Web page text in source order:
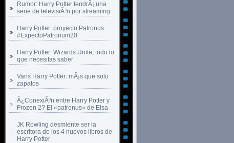
Rumor: Harry Potter tendrÃ¡ una
serie de televisiÃ³n por streaming
Harry Potter: proyecto Patronus
#ExpectoPatronum20
Harry Potter: Wizards Unite, todo lo
que necesitas saber
Vans Harry Potter: mÃ¡s que solo
zapatos
Â¿ConexiÃ³n entre Harry Potter y
Frozen 2? El «patronus» de Elsa
JK Rowling desmiente ser la
escritora de los 4 nuevos libros de
Harry Potter